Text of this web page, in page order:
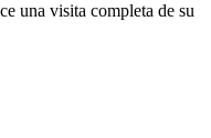
una visita completa de su